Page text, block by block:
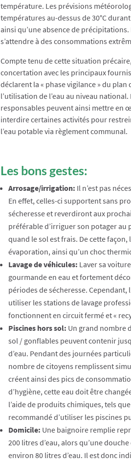
température. Les prévisions
températures au-dessus de 30°C
ainsi qu’une absence de précipitations.
s’attendre à des consommations
Compte tenu de cette situation précaire,
concertation avec les principaux
déclarent la « phase vigilance » du plan
l’utilisation de l’eau au niveau
responsables peuvent ainsi mettre en
interdire certaines activités pour
l’eau potable via règlement communal.
Les bons gestes:
Arrosage/irrigation: Il n’est pas
En effet, celles-ci supportent sans
sécheresse et reverdiront aux
préférable d’irriguer son potager au
quand le sol est frais. De cette façon,
évaporation, ainsi qu’un choc
Lavage de véhicules: Laver sa
gourmande en eau et fortement
périodes de sécheresse. Cependant,
utiliser les stations de lavage
fonctionnent en circuit fermé et «
Piscines hors sol: Un grand nombre
sol / gonflables peuvent contenir
d’eau. Pendant des journées
nombre de citoyens remplissent
créent ainsi des pics de
d’hygiène, cette eau doit être
l’aide de produits chimiques, tels
recommandé d’utiliser les piscines
Domicile: Une baignoire remplie
200 litres d’eau, alors qu’une
environ 80 litres d’eau. Il est donc